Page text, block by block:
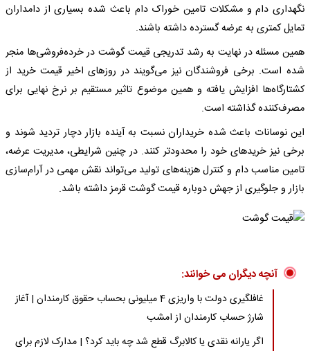
نگهداری دام و مشکلات تامین خوراک دام باعث شده بسیاری از دامداران
تمایل کمتری به عرضه گسترده داشته باشند.
همین مسئله در نهایت به رشد تدریجی قیمت گوشت در خرده‌فروشی‌ها منجر
شده است. برخی فروشندگان نیز می‌گویند در روزهای اخیر قیمت خرید از
کشتارگاه‌ها افزایش یافته و همین موضوع تاثیر مستقیم بر نرخ نهایی برای
مصرف‌کننده گذاشته است.
این نوسانات باعث شده خریداران نسبت به آینده بازار دچار تردید شوند و
برخی نیز خریدهای خود را محدودتر کنند. در چنین شرایطی، مدیریت عرضه،
تامین مناسب دام و کنترل هزینه‌های تولید می‌تواند نقش مهمی در آرام‌سازی
بازار و جلوگیری از جهش دوباره قیمت گوشت قرمز داشته باشد.
آنچه دیگران می خوانند:
غافلگیری دولت با واریزی 4 میلیونی بحساب حقوق کارمندان | آغاز
شارژ حساب کارمندان از امشب
اگر یارانه نقدی یا کالابرگ قطع شد چه باید کرد؟ | مدارک لازم برای